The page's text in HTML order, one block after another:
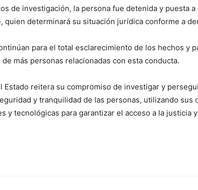
de investigación, la persona fue detenida y puesta
quien determinará su situación jurídica conforme a
para el total esclarecimiento de los hechos y
más personas relacionadas con esta conducta.
Estado reitera su compromiso de investigar y
y tranquilidad de las personas, utilizando sus
y tecnológicas para garantizar el acceso a la justicia